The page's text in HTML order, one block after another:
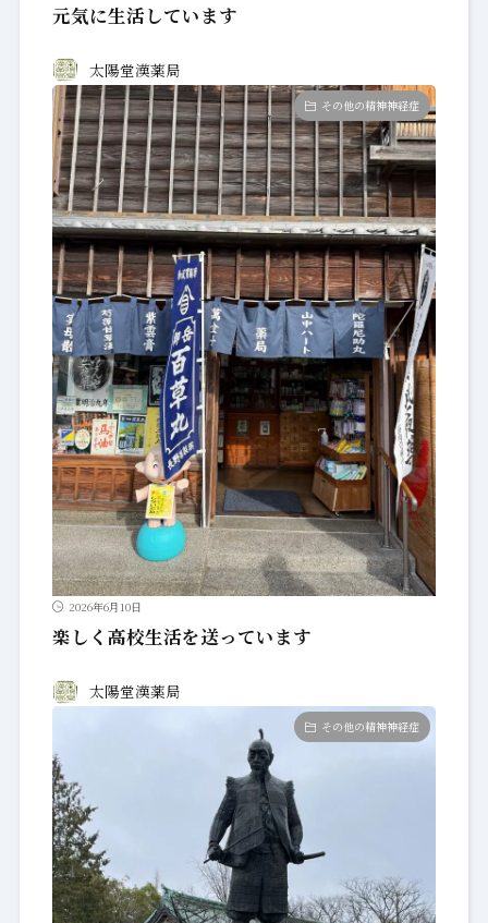
元気に生活しています
太陽堂漢薬局
その他の精神神経症
2026年6月10日
楽しく高校生活を送っています
太陽堂漢薬局
その他の精神神経症